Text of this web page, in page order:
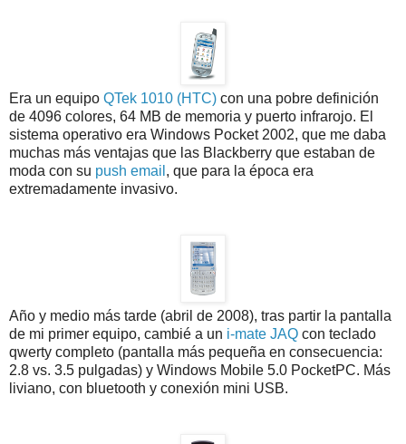
Era un equipo QTek 1010 (HTC) con una pobre definición
de 4096 colores, 64 MB de memoria y puerto infrarojo. El
sistema operativo era Windows Pocket 2002, que me daba
muchas más ventajas que las Blackberry que estaban de
moda con su push email , que para la época era
extremadamente invasivo.
Año y medio más tarde (abril de 2008), tras partir la pantalla
de mi primer equipo, cambié a un i-mate JAQ con teclado
qwerty completo (pantalla más pequeña en consecuencia:
2.8 vs. 3.5 pulgadas) y Windows Mobile 5.0 PocketPC. Más
liviano, con bluetooth y conexión mini USB.